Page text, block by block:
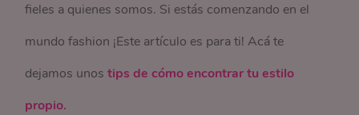
fieles a quienes somos. Si estás comenzando en el
mundo fashion ¡Este artículo es para ti! Acá te
dejamos unostips de cómo encontrar tu estilo
propio.